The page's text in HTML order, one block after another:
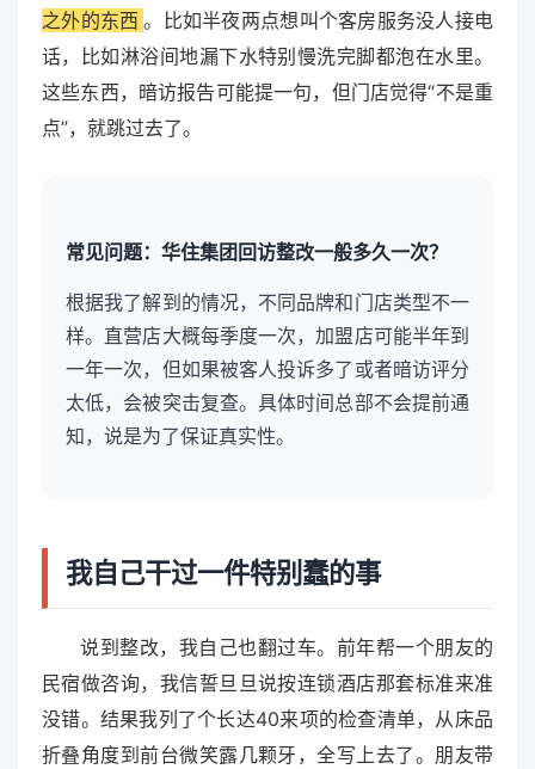
之外的东西 。比如半夜两点想叫个客房服务没人接电
话，比如淋浴间地漏下水特别慢洗完脚都泡在水里。
这些东西，暗访报告可能提一句，但门店觉得“不是重
点”，就跳过去了。
常见问题：华住集团回访整改一般多久一次？
根据我了解到的情况，不同品牌和门店类型不一
样。直营店大概每季度一次，加盟店可能半年到
一年一次，但如果被客人投诉多了或者暗访评分
太低，会被突击复查。具体时间总部不会提前通
知，说是为了保证真实性。
我自己干过一件特别蠢的事
说到整改，我自己也翻过车。前年帮一个朋友的
民宿做咨询，我信誓旦旦说按连锁酒店那套标准来准
没错。结果我列了个长达40来项的检查清单，从床品
折叠角度到前台微笑露几颗牙，全写上去了。朋友带